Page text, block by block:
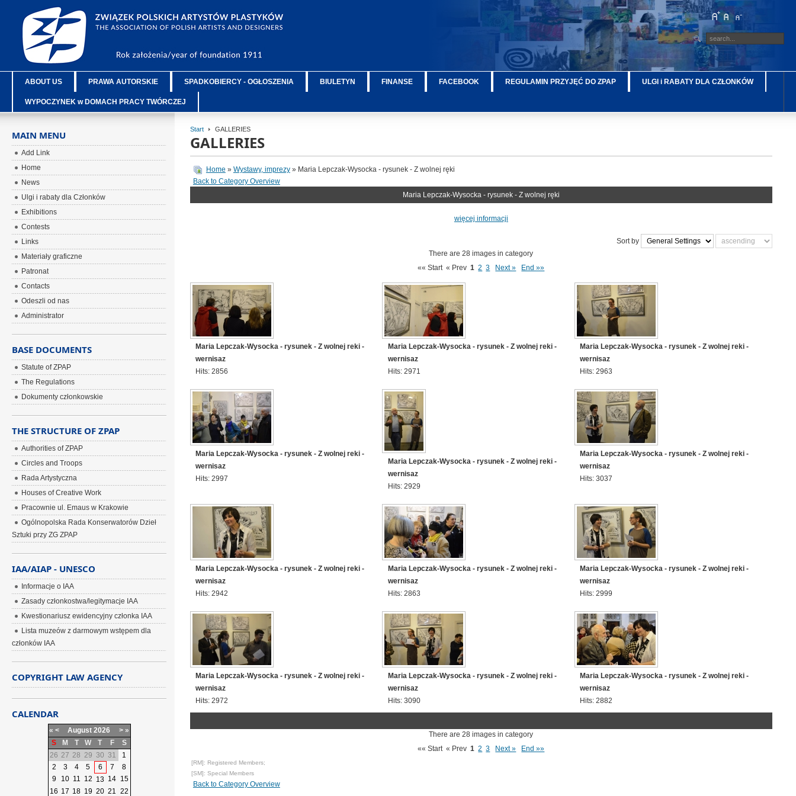
ABOUT US PRAWA AUTORSKIE SPADKOBIERCY - OGŁOSZENIA BIULETYN FINANSE FACEBOOK REGULAMIN PRZYJĘĆ DO ZPAP ULGI i RABATY DLA CZŁONKÓW
WYPOCZYNEK w DOMACH PRACY TWÓRCZEJ
Start GALLERIES
GALLERIES
Home » Wystawy, imprezy» Maria Lepczak-Wysocka - rysunek - Z wolnej ręki
Back to Category Overview
Maria Lepczak-Wysocka - rysunek - Z wolnej ręki
więcej informacji
Sort by
There are 28 images in category
«« Start« Prev1 2 3 Next » End »»
Maria Lepczak-Wysocka - rysunek - Z wolnej reki -
wernisaz
Hits: 2856
Maria Lepczak-Wysocka - rysunek - Z wolnej reki -
wernisaz
Hits: 2971
Maria Lepczak-Wysocka - rysunek - Z wolnej reki -
wernisaz
Hits: 2963
Maria Lepczak-Wysocka - rysunek - Z wolnej reki -
wernisaz
Hits: 2997
Maria Lepczak-Wysocka - rysunek - Z wolnej reki -
wernisaz
Hits: 2929
Maria Lepczak-Wysocka - rysunek - Z wolnej reki -
wernisaz
Hits: 3037
Maria Lepczak-Wysocka - rysunek - Z wolnej reki -
wernisaz
Hits: 2942
Maria Lepczak-Wysocka - rysunek - Z wolnej reki -
wernisaz
Hits: 2863
Maria Lepczak-Wysocka - rysunek - Z wolnej reki -
wernisaz
Hits: 2999
Maria Lepczak-Wysocka - rysunek - Z wolnej reki -
wernisaz
Hits: 2972
Maria Lepczak-Wysocka - rysunek - Z wolnej reki -
wernisaz
Hits: 3090
Maria Lepczak-Wysocka - rysunek - Z wolnej reki -
wernisaz
Hits: 2882
There are 28 images in category
«« Start« Prev1 2 3 Next » End »»
[RM]: Registered Members;
[SM]: Special Members
Back to Category Overview
MAIN MENU
Add Link
Home
News
Ulgi i rabaty dla Członków
Exhibitions
Contests
Links
Materiały graficzne
Patronat
Contacts
Odeszli od nas
Administrator
BASE DOCUMENTS
Statute of ZPAP
The Regulations
Dokumenty członkowskie
THE STRUCTURE OF ZPAP
Authorities of ZPAP
Circles and Troops
Rada Artystyczna
Houses of Creative Work
Pracownie ul. Emaus w Krakowie
Ogólnopolska Rada Konserwatorów Dzieł
Sztuki przy ZG ZPAP
IAA/AIAP - UNESCO
Informacje o IAA
Zasady członkostwa/legitymacje IAA
Kwestionariusz ewidencyjny członka IAA
Lista muzeów z darmowym wstępem dla
członków IAA
COPYRIGHT LAW AGENCY
CALENDAR
« < August 2026 > »
S
M T W T F
S
26 27 28 29 30 31
1
2
3 4 5 6 7
8
9
10 11 12 13 14 15
16 17 18 19 20 21 22